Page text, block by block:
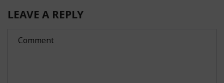
LEAVE A REPLY